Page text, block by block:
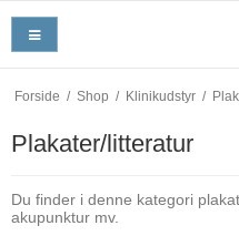
Forside / Shop / Klinikudstyr /
Plakater/litteratur
Du finder i denne kategori
akupunktur mv.